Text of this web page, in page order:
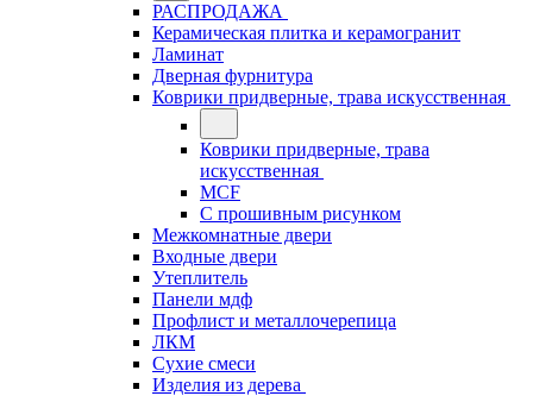
РАСПРОДАЖА
Керамическая плитка и керамогранит
Ламинат
Дверная фурнитура
Коврики придверные, трава искусственная
Коврики придверные, трава
искусственная
MCF
С прошивным рисунком
Межкомнатные двери
Входные двери
Утеплитель
Панели мдф
Профлист и металлочерепица
ЛКМ
Сухие смеси
Изделия из дерева